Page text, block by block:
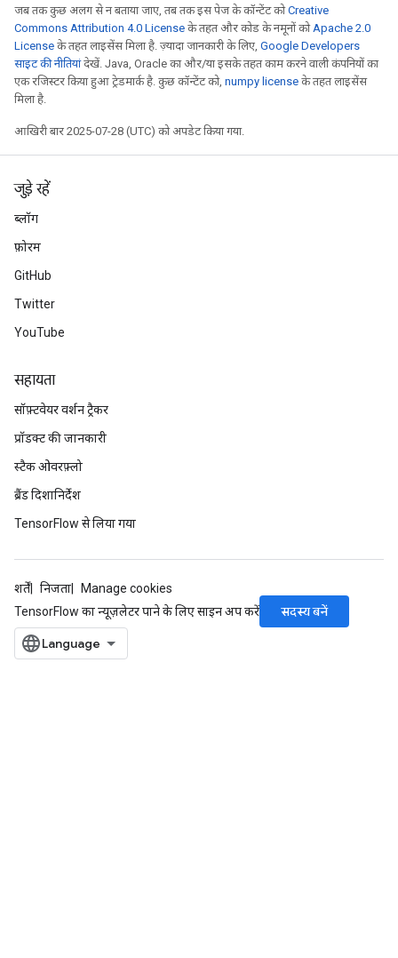
जब तक कुछ अलग से न बताया जाए, तब तक इस पेज के कॉन्टेंट कोCreative
Commons Attribution 4.0 License के तहत और कोड के नमूनों कोApache 2.0
License के तहत लाइसेंस मिला है. ज़्यादा जानकारी के लिए, Google Developers
साइट की नीतियांदेखें. Java, Oracle का और/या इसके तहत काम करने वाली कंपनियों का
एक रजिस्टर किया हुआ ट्रेडमार्क है. कुछ कॉन्टेंट को, numpy license के तहत लाइसेंस
मिला है.
आखिरी बार 2025-07-28 (UTC) को अपडेट किया गया.
जुड़े रहें
ब्लॉग
फ़ोरम
GitHub
Twitter
YouTube
सहायता
सॉफ़्टवेयर वर्शन ट्रैकर
प्रॉडक्ट की जानकारी
स्टैक ओवरफ़्लो
ब्रैंड दिशानिर्देश
TensorFlow से लिया गया
शर्तें निजता
Manage cookies
TensorFlow का न्यूज़लेटर पाने के लिए साइन अप करें
सदस्य बनें